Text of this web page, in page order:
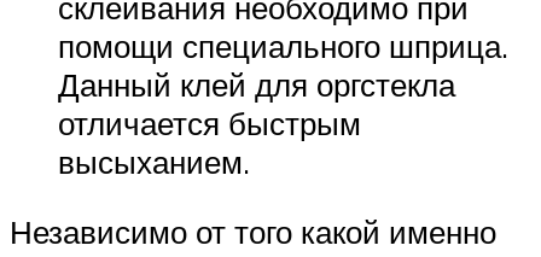
помощи специального шприца.
Данный клей для оргстекла
отличается быстрым
высыханием.
Независимо от того какой именно